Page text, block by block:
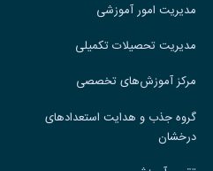
مدیریت امور آموزشی
مدیریت تحصیلات تکمیلی
مرکز آموزش‌های تخصصی
گروه جذب و هدایت استعدادهای
درخشان